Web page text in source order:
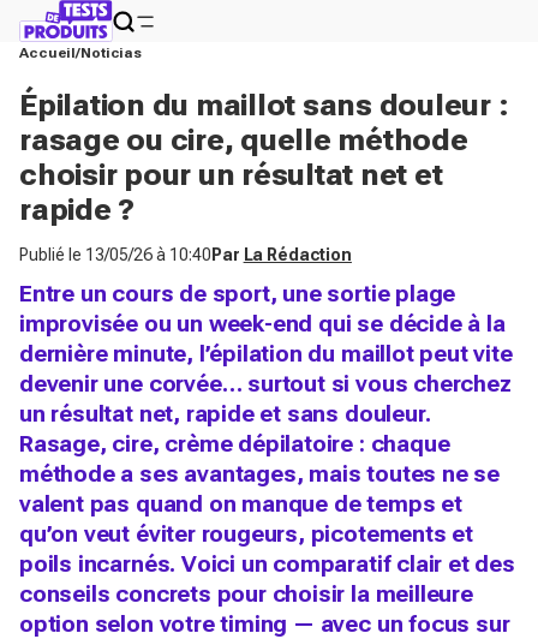
Accueil Noticias
Épilation du maillot sans douleur :
rasage ou cire, quelle méthode
choisir pour un résultat net et
rapide ?
Publié le 13/05/26 à 10:40 Par La Rédaction
Entre un cours de sport, une sortie plage
improvisée ou un week-end qui se décide à la
dernière minute, l’épilation du maillot peut vite
devenir une corvée… surtout si vous cherchez
un résultat net, rapide et sans douleur.
Rasage, cire, crème dépilatoire : chaque
méthode a ses avantages, mais toutes ne se
valent pas quand on manque de temps et
qu’on veut éviter rougeurs, picotements et
poils incarnés. Voici un comparatif clair et des
conseils concrets pour choisir la meilleure
option selon votre timing — avec un focus sur